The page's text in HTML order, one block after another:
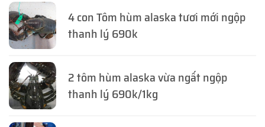
4 con Tôm hùm alaska tươi mới ngộp
thanh lý 690k
2 tôm hùm alaska vừa ngất ngộp
thanh lý 690k/1kg